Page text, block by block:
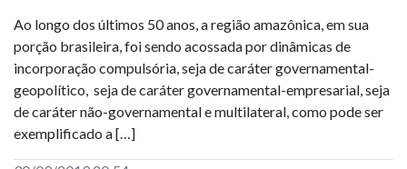
Ao longo dos últimos 50 anos, a região amazônica, em sua
porção brasileira, foi sendo acossada por dinâmicas de
incorporação compulsória, seja de caráter governamental-
geopolítico, seja de caráter governamental-empresarial, seja
de caráter não-governamental e multilateral, como pode ser
exemplificado a […]